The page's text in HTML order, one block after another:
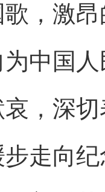
歌，激
中国
，深
走向